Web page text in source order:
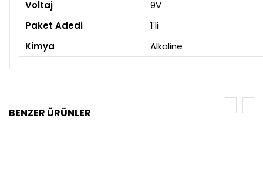
Voltaj
9V
Paket Adedi
1'li
Kimya
Alkaline
BENZER ÜRÜNLER